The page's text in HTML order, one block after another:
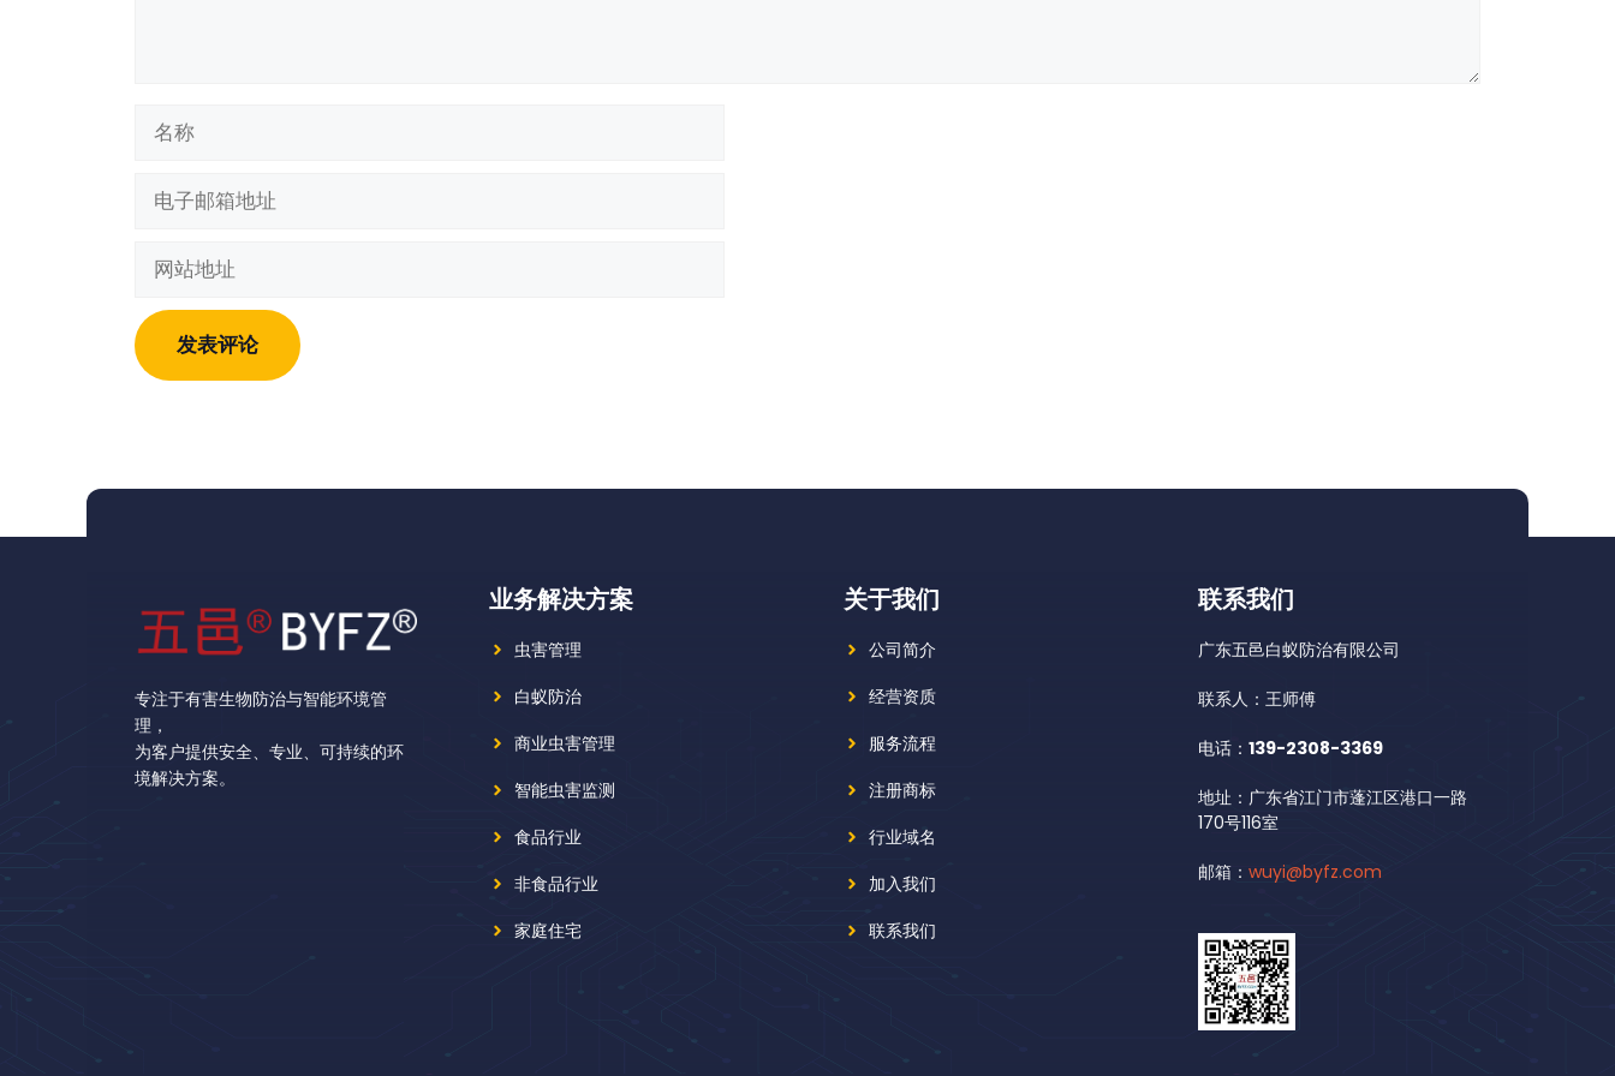
址
地
址
专注于有害生物防治与智能环境管
理，
为客户提供安全、专业、可持续的环
境解决方案。
业务解决方案
虫害管理
白蚁防治
商业虫害管理
智能虫害监测
食品行业
非食品行业
家庭住宅
关于我们
公司简介
经营资质
服务流程
注册商标
行业域名
加入我们
联系我们
联系我们
广东五邑白蚁防治有限公司
联系人：王师傅
电话： 139-2308-3369
地址：广东省江门市蓬江区港口一路
170号116室
邮箱： wuyi@byfz.com